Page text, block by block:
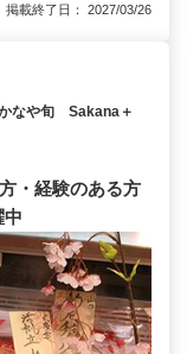
載終了日： 2027/03/26
なや旬 Sakana＋
・経験のある方
中